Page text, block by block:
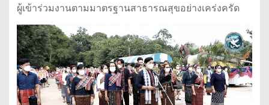
ผู้เข้าร่วมงานตามมาตรฐานสาธารณสุขอย่างเคร่งครัด